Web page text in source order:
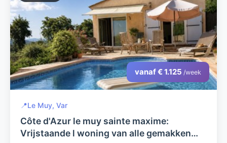
vanaf € 1.125 /week
📍Le Muy, Var
Côte d'Azur le muy sainte maxime:
Vrijstaande l woning van alle gemakken